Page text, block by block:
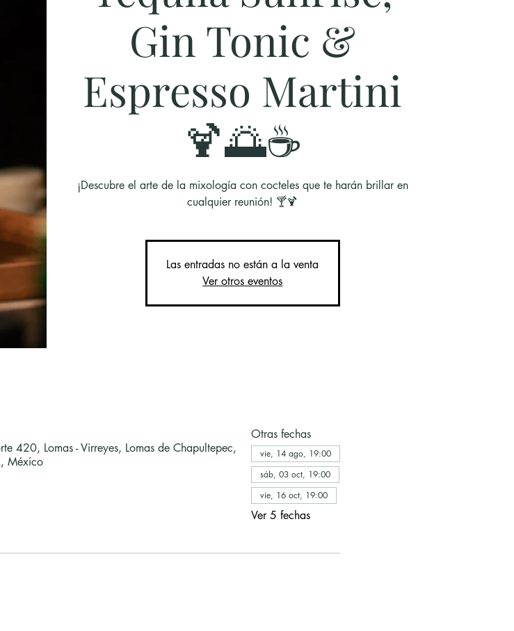
Gin Tonic &
Espresso Martini
🍹🌅☕
¡Descubre el arte de la mixología con cocteles que te harán brillar en
cualquier reunión! 🍸🍹
Las entradas no están a la venta
Ver otros eventos
420, Lomas - Virreyes, Lomas de Chapultepec,
México
Otras fechas
vie, 14 ago, 19:00
sáb, 03 oct, 19:00
vie, 16 oct, 19:00
Ver 5 fechas